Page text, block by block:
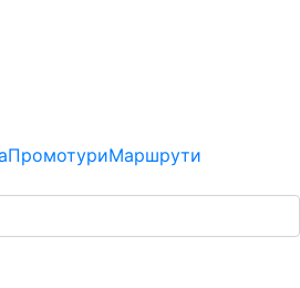
ПромотуриМаршрути